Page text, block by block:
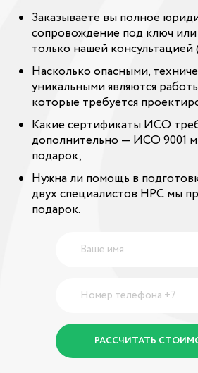
Заказываете вы полное
сопровождение под ключ или
только нашей консультацией
Насколько опасными,
уникальными являются
которые требуется
Какие сертификаты ИСО
дополнительно — ИСО 9001
подарок;
Нужна ли помощь в
двух специалистов НРС мы
подарок.